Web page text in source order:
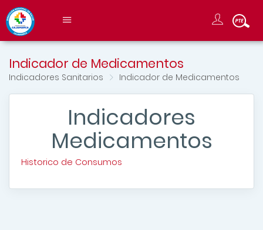
Indicador de Medicamentos
Indicadores Sanitarios Indicador de Medicamentos
Indicadores
Medicamentos
Historico de Consumos